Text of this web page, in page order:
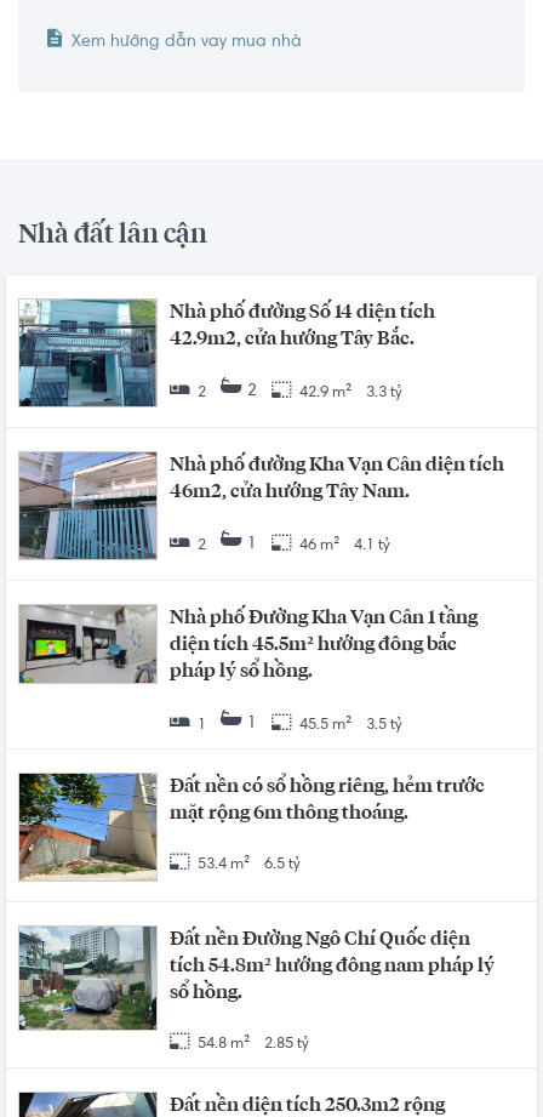
Xem hướng dẫn vay mua nhà
Nhà đất lân cận
Nhà phố đường Số 14 diện tích
42.9m2, cửa hướng Tây Bắc.
2 2 42.9 m² 3.3 tỷ
Nhà phố đường Kha Vạn Cân diện tích
46m2, cửa hướng Tây Nam.
2 1 46 m² 4.1 tỷ
Nhà phố Đường Kha Vạn Cân 1 tầng
diện tích 45.5m² hướng đông bắc
pháp lý sổ hồng.
1 45.5 m² 3.5 tỷ
Đất nền có sổ hồng riêng, hẻm trước
mặt rộng 6m thông thoáng.
53.4 m² 6.5 tỷ
Đất nền Đường Ngô Chí Quốc diện
tích 54.8m² hướng đông nam pháp lý
sổ hồng.
54.8 m² 2.85 tỷ
Đất nền diện tích 250.3m2 rộng